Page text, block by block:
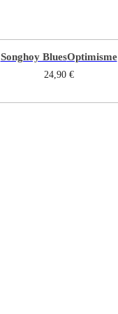
Songhoy BluesOptimisme
24,90 €